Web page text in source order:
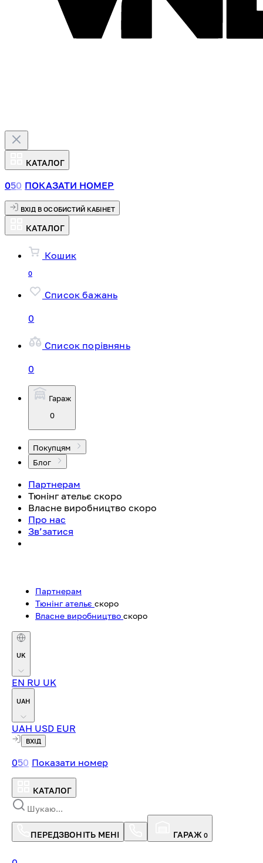
КАТАЛОГ
050 ПОКАЗАТИ НОМЕР
ВХІД В ОСОБИСТИЙ КАБІНЕТ
КАТАЛОГ
Кошик
0
Список бажань
0
Список порівнянь
0
Гараж
0
Покупцям
Блог
Партнерам
Тюнінг ательє скоро
Власне виробництво скоро
Про нас
Зв’затися
Партнерам
Тюнінг ательє скоро
Власне виробництво скоро
UK
EN RU UK
UAH
UAH USD EUR
ВХІД
050 Показати номер
КАТАЛОГ
ПЕРЕДЗВОНІТЬ МЕНІ ГАРАЖ 0